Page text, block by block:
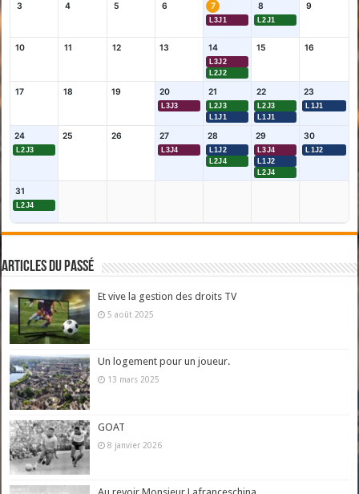
3 4 5 6 7
L3J1
8
L2J1
9
10 11 12 13 14
L3J2
L2J2
15 16
17 18 19 20
L3J3
21
L2J3
L1J1
22
L2J3
L1J1
23
L1J1
24
L2J3
25 26 27
L3J4
28
L1J2
L2J4
29
L3J4
L1J2
L2J4
30
L1J2
31
L2J4
Articles du passé
Et vive la gestion des droits TV
5 août 2025
Un logement pour un joueur.
13 mars 2025
GOAT
8 janvier 2026